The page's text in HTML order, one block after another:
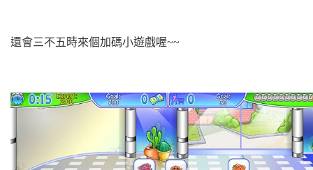
還會三不五時來個加碼小遊戲喔~~